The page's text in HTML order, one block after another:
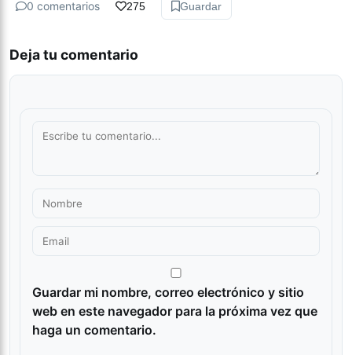
0 comentarios 275 Guardar
Deja tu comentario
Guardar mi nombre, correo electrónico y sitio
web en este navegador para la próxima vez que
haga un comentario.